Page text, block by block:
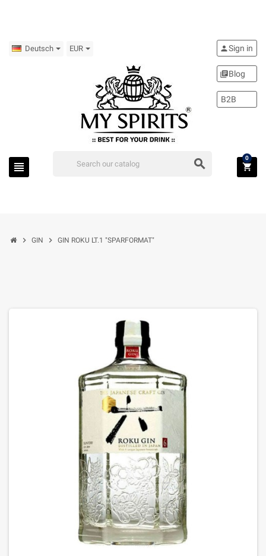
Deutsch EUR
view_headline search
personSign in
library_booksBlog
B2B
shopping_cart
0
chevron_right GIN chevron_right GIN ROKU LT.1 "SPARFORMAT"